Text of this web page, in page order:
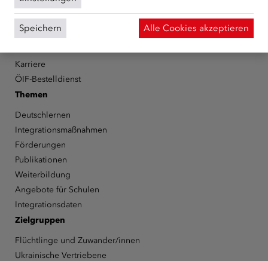
Der Österreichische Integrationsfonds (ÖIF)
Organigramm
Presse
Karriere
ÖIF-Bestelldienst
Themen
Deutschlernen
Integrationsmaßnahmen
Förderungen
Publikationen
Weiterbildung
Angebote für Schulen
Integrationsdaten
Zielgruppen
Flüchtlinge und Zuwander/innen
Ukrainische Vertriebene
Speichern Alle Cookies akzeptieren